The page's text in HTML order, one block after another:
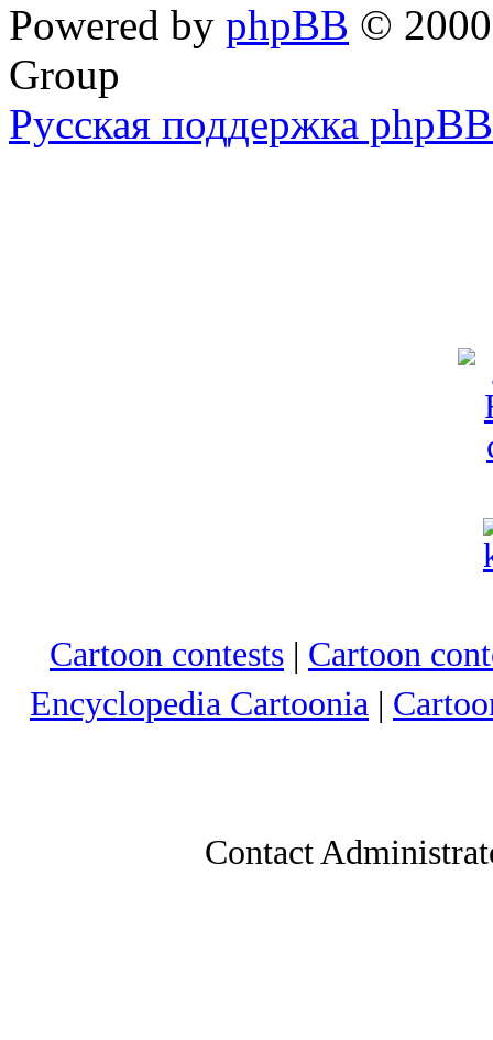
Powered by phpBB ©
Group
Русская поддержка phpBB
Cartoon contests | Cartoon
Encyclopedia Cartoonia |
Contact